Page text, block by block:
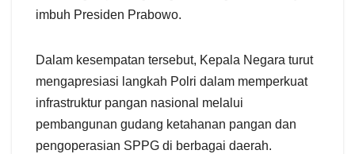
imbuh Presiden Prabowo.
Dalam kesempatan tersebut, Kepala Negara turut
mengapresiasi langkah Polri dalam memperkuat
infrastruktur pangan nasional melalui
pembangunan gudang ketahanan pangan dan
pengoperasian SPPG di berbagai daerah.